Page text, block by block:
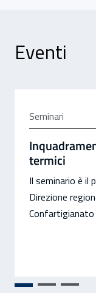
Eventi
Seminari
termici
Il seminario è il
Direzione
Confartigianato